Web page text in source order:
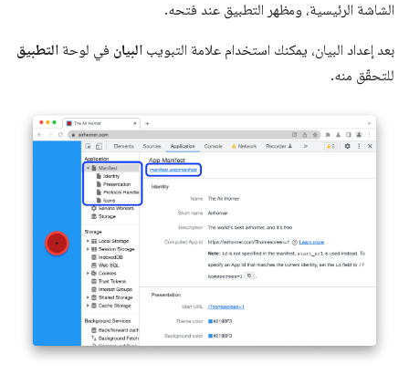
الشاشة الرئيسية، ومظهر التطبيق عند فتحه.
بعد إعداد البيان، يمكنك استخدام علامة التبويب البيان في لوحة التطبيق
للتحقّق منه.